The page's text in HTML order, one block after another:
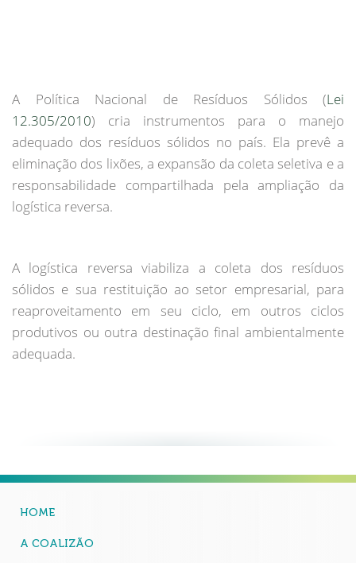
A Política Nacional de Resíduos Sólidos (Lei
12.305/2010) cria instrumentos para o manejo
adequado dos resíduos sólidos no país. Ela prevê a
eliminação dos lixões, a expansão da coleta seletiva e a
responsabilidade compartilhada pela ampliação da
logística reversa.
A logística reversa viabiliza a coleta dos resíduos
sólidos e sua restituição ao setor empresarial, para
reaproveitamento em seu ciclo, em outros ciclos
produtivos ou outra destinação final ambientalmente
adequada.
HOME
A COALIZÃO